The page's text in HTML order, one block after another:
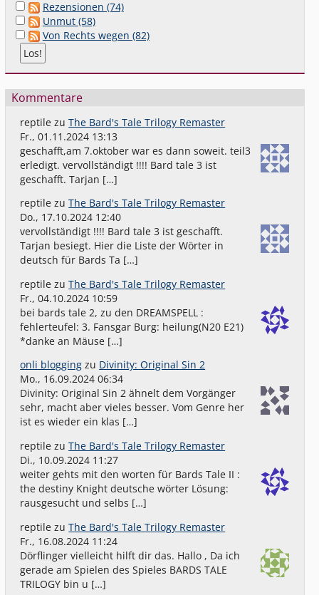
Rezensionen (74)
Unmut (58)
Von Rechts wegen (82)
Kommentare
reptile zuThe Bard's Tale Trilogy Remaster
Fr., 01.11.2024 13:13
geschafft,am 7.oktober war es dann soweit. teil3
erledigt. vervollständigt !!!! Bard tale 3 ist
geschafft. Tarjan […]
reptile zuThe Bard's Tale Trilogy Remaster
Do., 17.10.2024 12:40
vervollständigt !!!! Bard tale 3 ist geschafft.
Tarjan besiegt. Hier die Liste der Wörter in
deutsch für Bards Ta […]
reptile zuThe Bard's Tale Trilogy Remaster
Fr., 04.10.2024 10:59
bei bards tale 2, zu den DREAMSPELL :
fehlerteufel: 3. Fansgar Burg: heilung(N20 E21)
*danke an Mäuse […]
onli blogging zu Divinity: Original Sin 2
Mo., 16.09.2024 06:34
Divinity: Original Sin 2 ähnelt dem Vorgänger
sehr, macht aber vieles besser. Vom Genre her
ist es wieder ein klas […]
reptile zuThe Bard's Tale Trilogy Remaster
Di., 10.09.2024 11:27
weiter gehts mit den worten für Bards Tale II :
the destiny Knight deutsche wörter Lösung:
rausgesucht und selbs […]
reptile zuThe Bard's Tale Trilogy Remaster
Fr., 16.08.2024 11:24
Dörflinger vielleicht hilft dir das. Hallo , Da ich
gerade am Spielen des Spieles BARDS TALE
TRILOGY bin u […]